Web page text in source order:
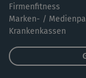
Firmenfitness
Marken- /
Krankenkassen